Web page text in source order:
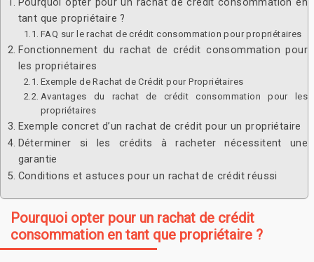
Pourquoi opter pour un rachat de crédit consommation en
tant que propriétaire ?
FAQ sur le rachat de crédit consommation pour propriétaires
Fonctionnement du rachat de crédit consommation pour
les propriétaires
Exemple de Rachat de Crédit pour Propriétaires
Avantages du rachat de crédit consommation pour les
propriétaires
Exemple concret d’un rachat de crédit pour un propriétaire
Déterminer si les crédits à racheter nécessitent une
garantie
Conditions et astuces pour un rachat de crédit réussi
Pourquoi opter pour un rachat de crédit
consommation en tant que propriétaire ?